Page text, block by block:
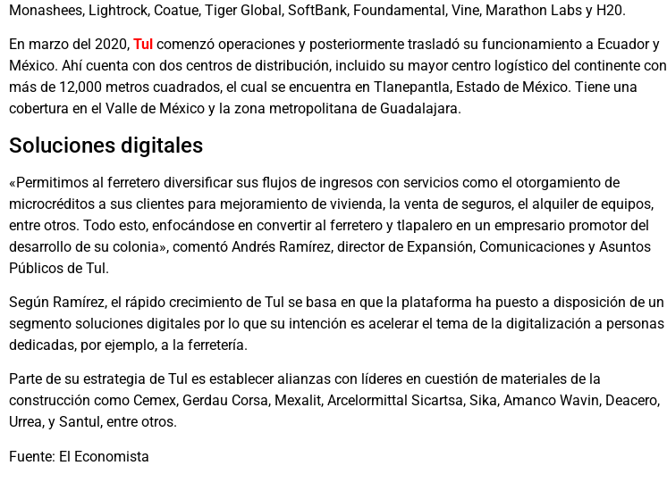
Monashees, Lightrock, Coatue, Tiger Global, SoftBank, Foundamental, Vine, Marathon Labs y H20.
En marzo del 2020, Tul comenzó operaciones y posteriormente trasladó su funcionamiento a Ecuador y
México. Ahí cuenta con dos centros de distribución, incluido su mayor centro logístico del continente con
más de 12,000 metros cuadrados, el cual se encuentra en Tlanepantla, Estado de México. Tiene una
cobertura en el Valle de México y la zona metropolitana de Guadalajara.
Soluciones digitales
«Permitimos al ferretero diversificar sus flujos de ingresos con servicios como el otorgamiento de
microcréditos a sus clientes para mejoramiento de vivienda, la venta de seguros, el alquiler de equipos,
entre otros. Todo esto, enfocándose en convertir al ferretero y tlapalero en un empresario promotor del
desarrollo de su colonia», comentó Andrés Ramírez, director de Expansión, Comunicaciones y Asuntos
Públicos de Tul.
Según Ramírez, el rápido crecimiento de Tul se basa en que la plataforma ha puesto a disposición de un
segmento soluciones digitales por lo que su intención es acelerar el tema de la digitalización a personas
dedicadas, por ejemplo, a la ferretería.
Parte de su estrategia de Tul es establecer alianzas con líderes en cuestión de materiales de la
construcción como Cemex, Gerdau Corsa, Mexalit, Arcelormittal Sicartsa, Sika, Amanco Wavin, Deacero,
Urrea, y Santul, entre otros.
Fuente: El Economista